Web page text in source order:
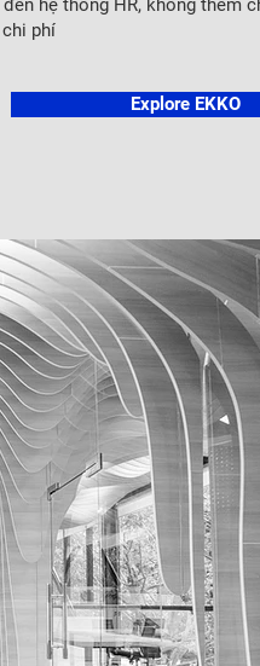
hệ thống HR, không thêm
phí
Explore EKKO